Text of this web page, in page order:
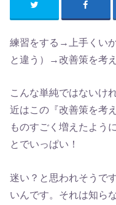
練習をする→上手くい
と違う）→改善策を考
こんな単純ではないけ
近はこの『改善策を考
ものすごく増えたよう
とでいっぱい！
迷い？と思われそうで
いんです。それは知ら